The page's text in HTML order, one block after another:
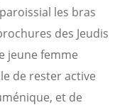
les bras
des Jeudis
jeune femme
de rester active
et de